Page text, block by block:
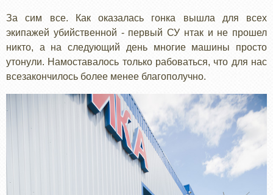
За сим все. Как оказалась гонка вышла для всех
экипажей убийственной - первый СУ нтак и не прошел
никто, а на следующий день многие машины просто
утонули. Намоставалось только рабоваться, что для нас
всезакончилось более менее благополучно.